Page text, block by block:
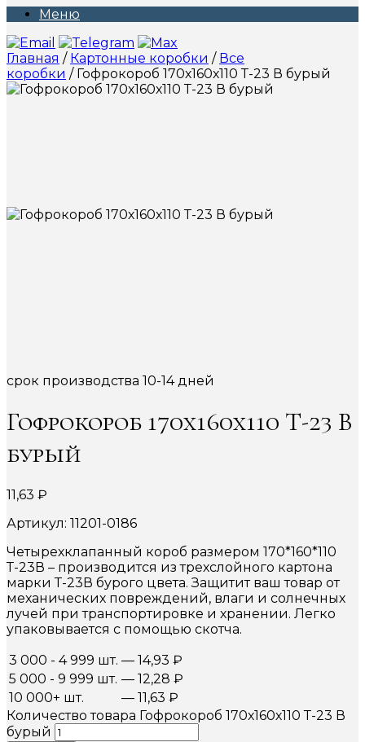
Меню
Главная / Картонные коробки / Все
коробки / Гофрокороб 170х160х110 Т-23 В бурый
срок производства 10-14 дней
Гофрокороб 170х160х110 Т-23 В
бурый
11,63 ₽
Артикул: 11201-0186
Четырехклапанный короб размером 170*160*110
Т-23В – производится из трехслойного картона
марки Т-23В бурого цвета. Защитит ваш товар от
механических повреждений, влаги и солнечных
лучей при транспортировке и хранении. Легко
упаковывается с помощью скотча.
3 000 - 4 999 шт. — 14,93 ₽
5 000 - 9 999 шт. — 12,28 ₽
10 000+ шт.
— 11,63 ₽
Количество товара Гофрокороб 170х160х110 Т-23 В
бурый